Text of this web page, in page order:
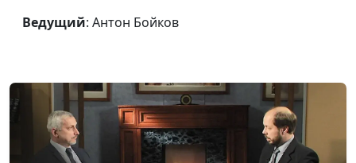
Самоорганизация и личное
другом
Бойков
Личное общение с Богом как с
Отцом
Антон
Бойков
Ведущий: Антон Бойков